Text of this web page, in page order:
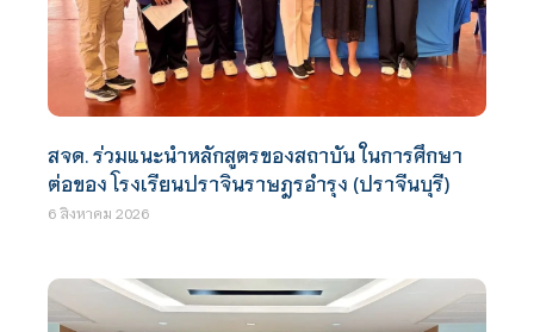
สจด. ร่วมแนะนำหลักสูตรของสถาบัน ในการศึกษา
ต่อของ โรงเรียนปราจินราษฎรอำรุง (ปราจีนบุรี)
6 สิงหาคม 2026